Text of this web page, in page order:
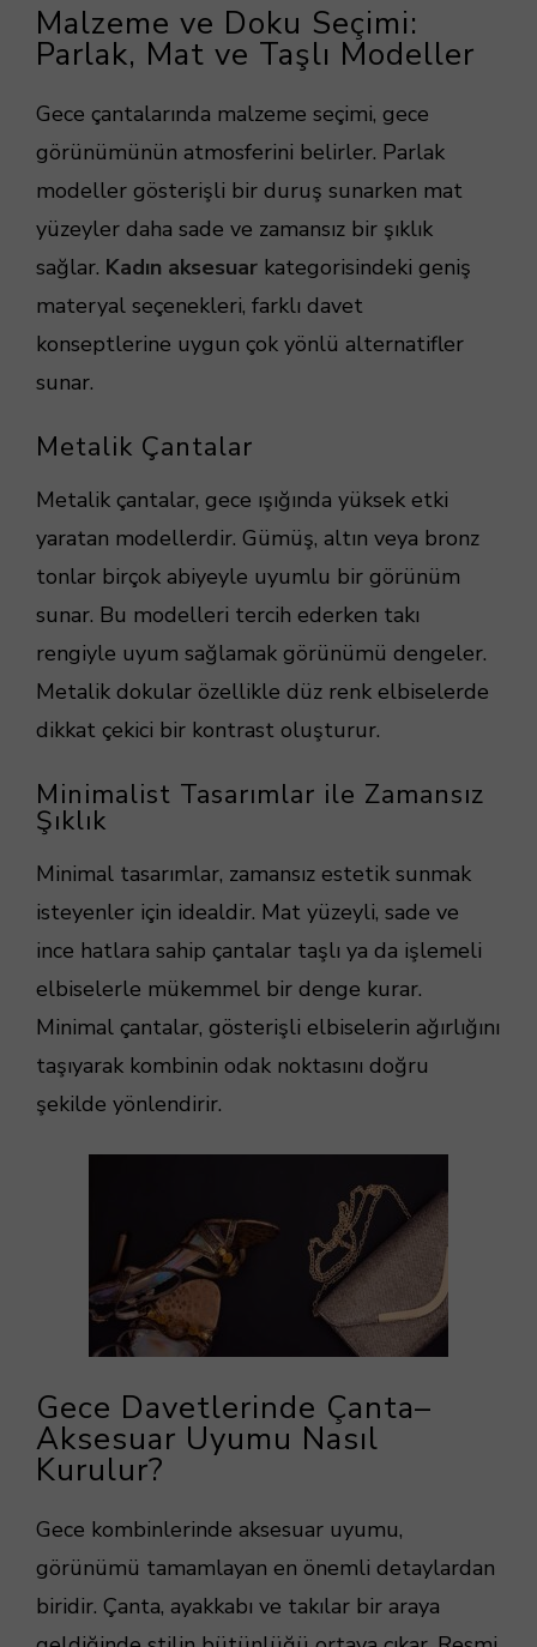
Malzeme ve Doku Seçimi:
Parlak, Mat ve Taşlı Modeller
Gece çantalarında malzeme seçimi, gece
görünümünün atmosferini belirler. Parlak
modeller gösterişli bir duruş sunarken mat
yüzeyler daha sade ve zamansız bir şıklık
sağlar. Kadın aksesuar kategorisindeki geniş
materyal seçenekleri, farklı davet
konseptlerine uygun çok yönlü alternatifler
sunar.
Metalik Çantalar
Metalik çantalar, gece ışığında yüksek etki
yaratan modellerdir. Gümüş, altın veya bronz
tonlar birçok abiyeyle uyumlu bir görünüm
sunar. Bu modelleri tercih ederken takı
rengiyle uyum sağlamak görünümü dengeler.
Metalik dokular özellikle düz renk elbiselerde
dikkat çekici bir kontrast oluşturur.
Minimalist Tasarımlar ile Zamansız
Şıklık
Minimal tasarımlar, zamansız estetik sunmak
isteyenler için idealdir. Mat yüzeyli, sade ve
ince hatlara sahip çantalar taşlı ya da işlemeli
elbiselerle mükemmel bir denge kurar.
Minimal çantalar, gösterişli elbiselerin ağırlığını
taşıyarak kombinin odak noktasını doğru
şekilde yönlendirir.
Gece Davetlerinde Çanta–
Aksesuar Uyumu Nasıl
Kurulur?
Gece kombinlerinde aksesuar uyumu,
görünümü tamamlayan en önemli detaylardan
biridir. Çanta, ayakkabı ve takılar bir araya